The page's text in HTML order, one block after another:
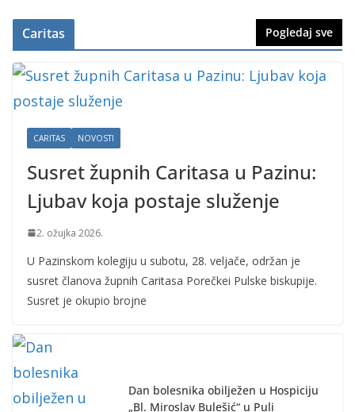
Caritas Pogledaj sve
CARITAS NOVOSTI
Susret župnih Caritasa u Pazinu:
Ljubav koja postaje služenje
2. ožujka 2026.
U Pazinskom kolegiju u subotu, 28. veljače, održan je
susret članova župnih Caritasa Porečkei Pulske biskupije.
Susret je okupio brojne
Dan bolesnika obilježen u Hospiciju
„Bl. Miroslav Bulešić“ u Puli